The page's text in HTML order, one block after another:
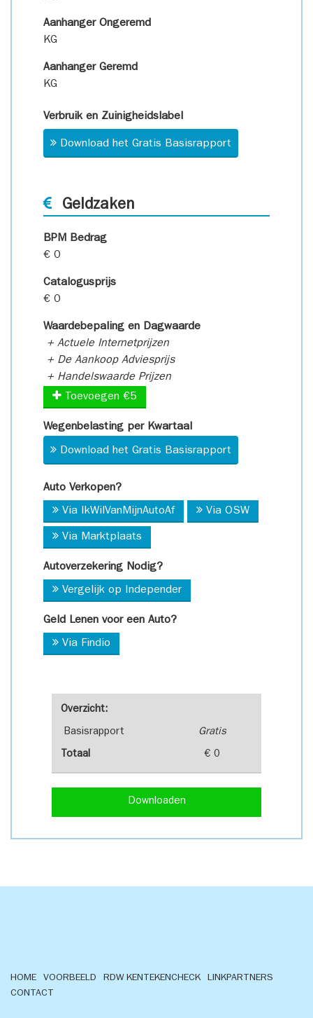
Overzicht:
Basisrapport Gratis
Totaal € 0
Downloaden
Aanhanger Ongeremd
KG
Aanhanger Geremd
KG
Verbruik en Zuinigheidslabel
Download het Gratis Basisrapport
Geldzaken
BPM Bedrag
€ 0
Catalogusprijs
€ 0
Waardebepaling en Dagwaarde
+ Actuele Internetprijzen
+ De Aankoop Adviesprijs
+ Handelswaarde Prijzen
Toevoegen €5
Wegenbelasting per Kwartaal
Download het Gratis Basisrapport
Auto Verkopen?
Via IkWilVanMijnAutoAf Via OSW
Via Marktplaats
Autoverzekering Nodig?
Vergelijk op Independer
Geld Lenen voor een Auto?
Via Findio
HOME VOORBEELD RDW KENTEKENCHECK
LINKPARTNERS
CONTACT